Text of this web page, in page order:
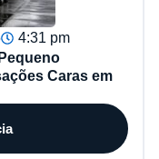
4:31 pm
Caras em